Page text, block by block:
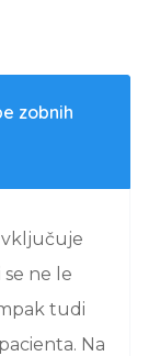
zobnih
ne le
tudi
Na